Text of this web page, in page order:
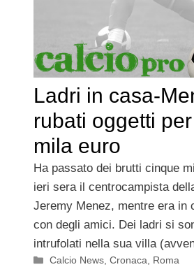
Ladri in casa-
rubati oggetti
mila euro
Ha passato dei brutti cinque
ieri sera il centrocampista
Jeremy Menez, mentre era in
con degli amici. Dei ladri si
intrufolati nella sua villa
Categorie
Calcio News,Cronaca, Roma